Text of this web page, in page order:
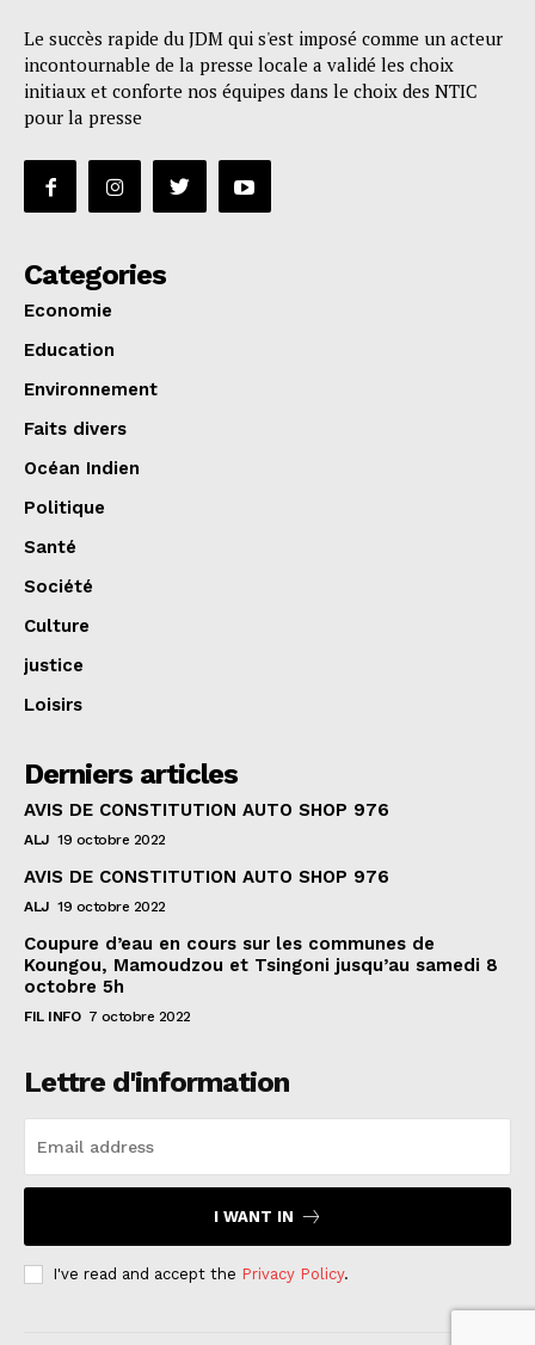
Le succès rapide du JDM qui s'est imposé comme un acteur
incontournable de la presse locale a validé les choix
initiaux et conforte nos équipes dans le choix des NTIC
pour la presse
Categories
Economie
Education
Environnement
Faits divers
Océan Indien
Politique
Santé
Société
Culture
justice
Loisirs
Derniers articles
AVIS DE CONSTITUTION AUTO SHOP 976
ALJ 19 octobre 2022
AVIS DE CONSTITUTION AUTO SHOP 976
ALJ 19 octobre 2022
Coupure d’eau en cours sur les communes de
Koungou, Mamoudzou et Tsingoni jusqu’au samedi 8
octobre 5h
FIL INFO 7 octobre 2022
Lettre d'information
I WANT IN
I've read and accept the Privacy Policy.